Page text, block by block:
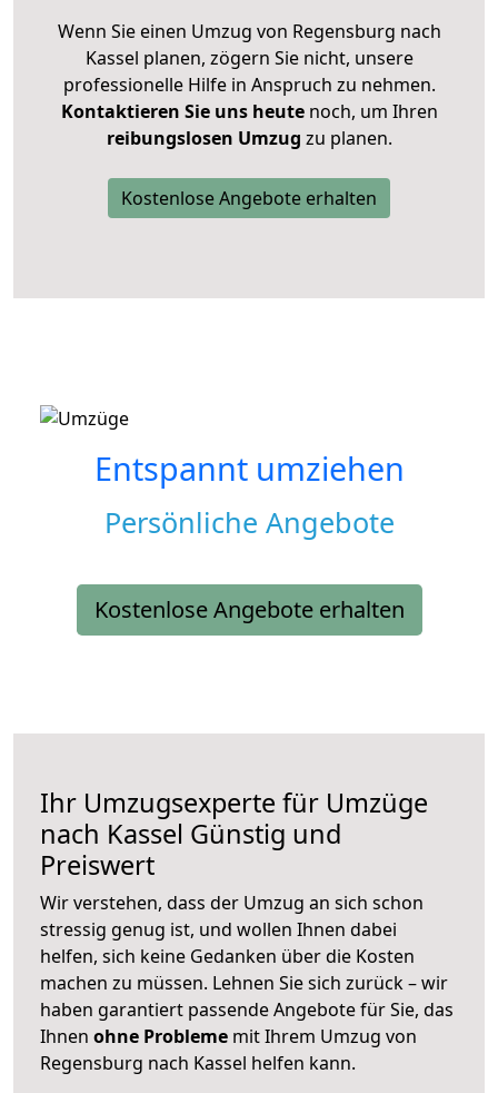
Wenn Sie einen Umzug von Regensburg nach
Kassel planen, zögern Sie nicht, unsere
professionelle Hilfe in Anspruch zu nehmen.
Kontaktieren Sie uns heutenoch, um Ihren
reibungslosen Umzug zu planen.
Kostenlose Angebote erhalten
Entspannt umziehen
Persönliche Angebote
Kostenlose Angebote erhalten
Ihr Umzugsexperte für Umzüge
nach Kassel Günstig und
Preiswert
Wir verstehen, dass der Umzug an sich schon
stressig genug ist, und wollen Ihnen dabei
helfen, sich keine Gedanken über die Kosten
machen zu müssen. Lehnen Sie sich zurück – wir
haben garantiert passende Angebote für Sie, das
Ihnen ohne Probleme mit Ihrem Umzug von
Regensburg nach Kassel helfen kann.